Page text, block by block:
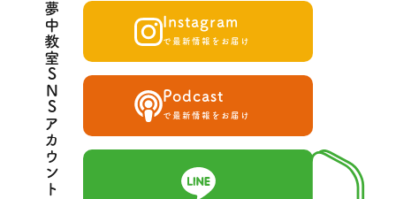
夢中教室SNSアカウント Instagram
で最新情報をお届け
Podcast
で最新情報をお届け